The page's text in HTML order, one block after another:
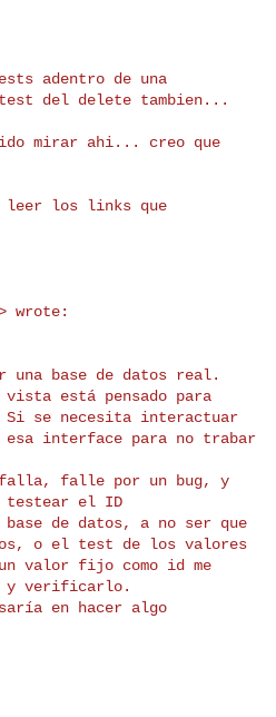
adentro de una
del delete tambien...
mirar ahi... creo que
leer los links que
wrote:
base de datos real.
está pensado para
Si se necesita interactuar
esa interface para no trabar
falla, falle por un bug, y
testear el ID
base de datos, a no ser que
o el test de los valores
valor fijo como id me
y verificarlo.
en hacer algo